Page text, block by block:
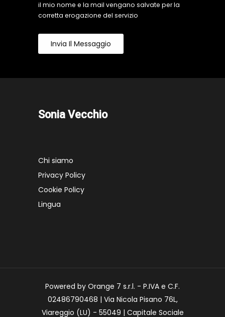
il mio nome e la mail vengano salvate per la
corretta erogazione del servizio
Invia Il Messaggio
Sonia Vecchio
Chi siamo
Privacy Policy
Cookie Policy
Lingua
Powered by Orange 7 s.r.l. - P.IVA e C.F.
02486790468 | Via Nicola Pisano 76L,
Viareggio (LU) - 55049 | Capitale Sociale